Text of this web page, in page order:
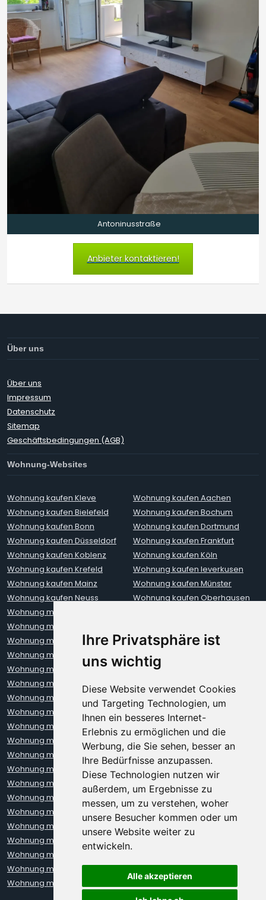
Ihre Privatsphäre ist
uns wichtig
Diese Website verwendet Cookies
und Targeting Technologien, um
Ihnen ein besseres Internet-
Erlebnis zu ermöglichen und die
Werbung, die Sie sehen, besser an
Ihre Bedürfnisse anzupassen.
Diese Technologien nutzen wir
außerdem, um Ergebnisse zu
messen, um zu verstehen, woher
unsere Besucher kommen oder um
unsere Website weiter zu
entwickeln.
Alle akzeptieren
Antoninusstraße
Anbieter kontaktieren!
Über uns
Über uns
Impressum
Datenschutz
Sitemap
Geschäftsbedingungen (AGB)
Wohnung-Websites
Wohnung kaufen Kleve
Wohnung kaufen Aachen
Wohnung kaufen Bielefeld
Wohnung kaufen Bochum
Wohnung kaufen Bonn
Wohnung kaufen Dortmund
Wohnung kaufen Düsseldorf
Wohnung kaufen Frankfurt
Wohnung kaufen Koblenz
Wohnung kaufen Köln
Wohnung kaufen Krefeld
Wohnung kaufen leverkusen
Wohnung kaufen Mainz
Wohnung kaufen Münster
Wohnung kaufen Neuss
Wohnung kaufen Oberhausen
Wohnung mieten Aachen
Wohnung mieten Berlin
Wohnung mieten Bochum
Wohnung mieten Bonn
Wohnung mieten Bremen
Wohnung mieten Darmstadt
Wohnung mieten Dortmund
Wohnung mieten Dresden
Wohnung mieten Düsseldorf
Wohnung mieten Erfurt
Wohnung mieten Freiburg
Wohnung mieten Hamburg
Wohnung mieten Hannover
Wohnung mieten Heidelberg
Wohnung mieten Karlsruhe
Wohnung mieten Kiel
Wohnung mieten Kleve
Wohnung mieten Koblenz
Wohnung mieten Köln
Wohnung mieten Krefeld
Wohnung mieten Leipzig
Wohnung mieten Leverkusen
Wohnung mieten Lübeck
Wohnung mieten Mainz
Wohnung mieten Mannheim
Wohnung mieten München
Wohnung mieten Münster
Wohnung mieten Neuss
Wohnung mieten Nürnberg
Wohnung mieten Oberhausen
Wohnung mieten Oldenburg
Wohnung mieten Rostock
Wohnung mieten Trier
Wohnung mieten Wiesbaden
Wohnung mieten Würzburg